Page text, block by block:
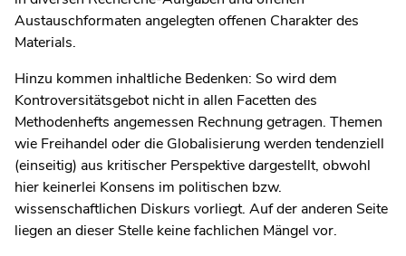
Austauschformaten angelegten offenen Charakter des
Materials.
Hinzu kommen inhaltliche Bedenken: So wird dem
Kontroversitätsgebot nicht in allen Facetten des
Methodenhefts angemessen Rechnung getragen. Themen
wie Freihandel oder die Globalisierung werden tendenziell
(einseitig) aus kritischer Perspektive dargestellt, obwohl
hier keinerlei Konsens im politischen bzw.
wissenschaftlichen Diskurs vorliegt. Auf der anderen Seite
liegen an dieser Stelle keine fachlichen Mängel vor.